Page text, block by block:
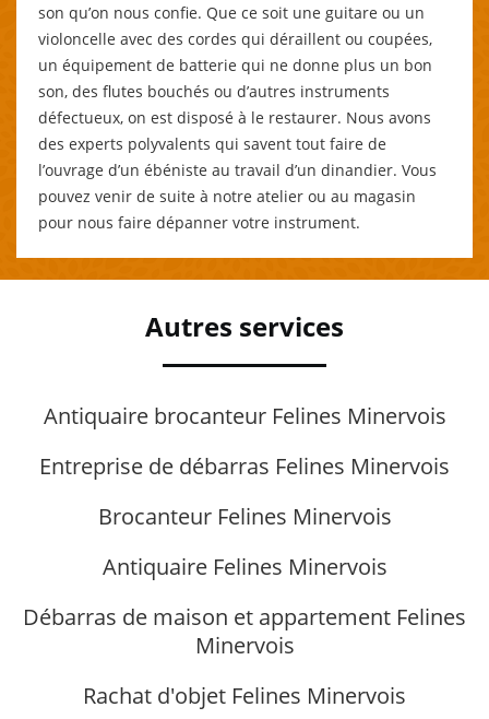
son qu’on nous confie. Que ce soit une guitare ou un
violoncelle avec des cordes qui déraillent ou coupées,
un équipement de batterie qui ne donne plus un bon
son, des flutes bouchés ou d’autres instruments
défectueux, on est disposé à le restaurer. Nous avons
des experts polyvalents qui savent tout faire de
l’ouvrage d’un ébéniste au travail d’un dinandier. Vous
pouvez venir de suite à notre atelier ou au magasin
pour nous faire dépanner votre instrument.
Autres services
Antiquaire brocanteur Felines Minervois
Entreprise de débarras Felines Minervois
Brocanteur Felines Minervois
Antiquaire Felines Minervois
Débarras de maison et appartement Felines
Minervois
Rachat d'objet Felines Minervois